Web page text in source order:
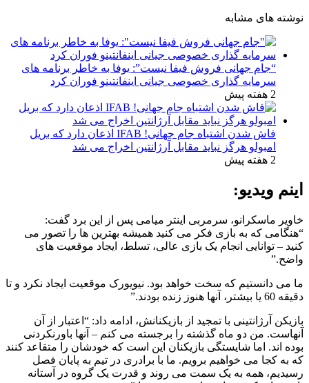
نوشته های مشابه
“جام جهانی فروش فیفا نیست”: یوفا به خاطر برنامه های
سرمایه گذاری خصوصی جیانی اینفانتینو فوران کرد
2 هفته پیش
فاش شدن اشتباه جام جهانی! IFAB اذعان دارد که بریل
امبولو هرگز نباید مقابل آرژانتین اخراج می شد
2 هفته پیش
اینم ویدیو:
خاویر ماسکرانو، سرمربی اینتر میامی پس از این برد گفت:
“هنگامی که به بازی فکر می کنید همیشه بهترین ها را تصور می
کنید – توانایی انجام یک بازی عالی، تسلط، ایجاد موقعیت های
واضح.”
ما می دانستیم که سخت خواهد بود. نیویورک موقعیت ایجاد نکرد و تا
دقیقه 60 یا بیشتر، آنها هنوز زنده بودند.”
بازیکن آرژانتینی با تمجید از بازیکنانش، ادامه داد: “اعتبار از آن
آنهاست. من دو ماه گذشته را برجسته می کنم – آنها باورنکردنی
بوده اند. اما شایستگی بازیکنان این است که خودشان را متقاعد کنند
که به کجا می خواهیم برویم. ما با برادری در تیم به پایان فصل
رسیدیم، همه به یک سمت می روند و قدرت یک گروه در آستانه